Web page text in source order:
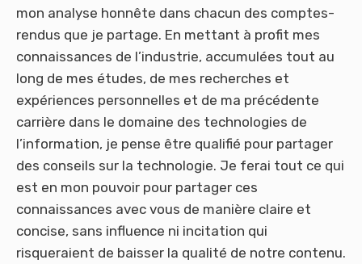
mon analyse honnête dans chacun des comptes-
rendus que je partage. En mettant à profit mes
connaissances de l’industrie, accumulées tout au
long de mes études, de mes recherches et
expériences personnelles et de ma précédente
carrière dans le domaine des technologies de
l’information, je pense être qualifié pour partager
des conseils sur la technologie. Je ferai tout ce qui
est en mon pouvoir pour partager ces
connaissances avec vous de manière claire et
concise, sans influence ni incitation qui
risqueraient de baisser la qualité de notre contenu.